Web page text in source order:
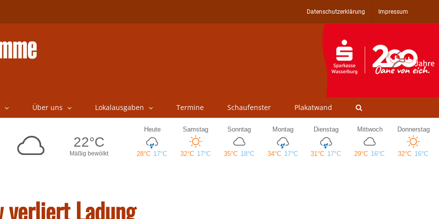
Datenschutzerklärung Impressum
Über uns Lokalausgaben Termine Schaufenster Plakatwand
verliert Ladung